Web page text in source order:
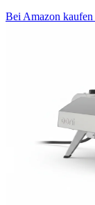
Bei Amazon kaufen